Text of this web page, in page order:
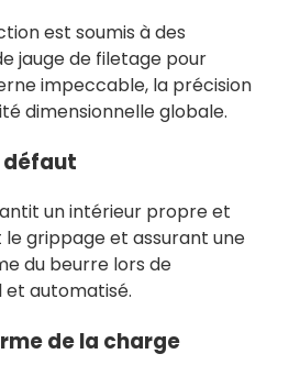
est soumis à des
jauge de filetage pour
impeccable, la précision
dimensionnelle globale.
défaut
un intérieur propre et
grippage et assurant une
du beurre lors de
et automatisé.
de la charge